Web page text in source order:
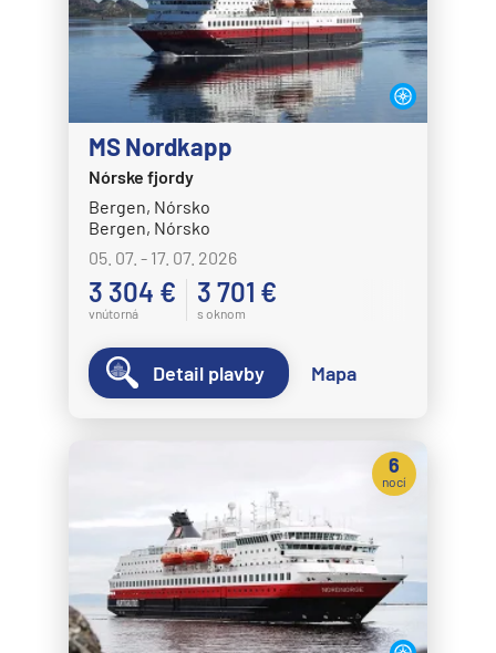
MS Nordkapp
Nórske fjordy
Bergen, Nórsko
Bergen, Nórsko
05. 07. - 17. 07. 2026
3 304 €
vnútorná
3 701 €
s oknom
Detail plavby Mapa
6
nocí